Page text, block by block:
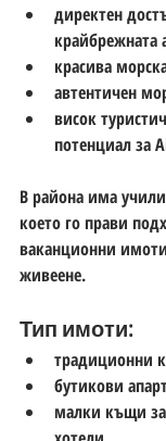
директен
крайбрежната
красива
автентичен
висок
потенциал за
В района има
което го прави
ваканционни
живеене.
Тип имоти:
традиционни
бутикови
малки къщи